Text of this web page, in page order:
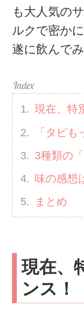
も大人気の
ルクで密か
遂に飲んでみ
現在、特
「タピも
3種類の
味の感想
まとめ
現在、
ンス！